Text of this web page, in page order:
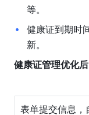
等。
健康证到期时
新。
健康证管理优化后
表单提交信息，